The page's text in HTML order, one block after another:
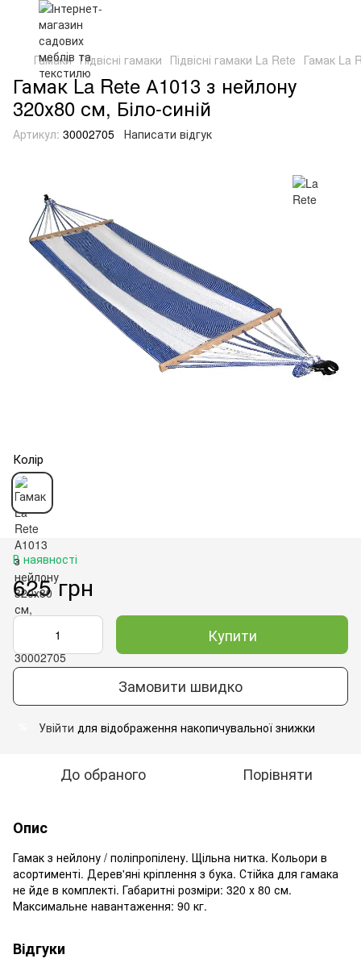
Гамаки Підвісні гамаки Підвісні гамаки La Rete Гамак La
Гамак La Rete А1013 з нейлону
320х80 см, Біло-синій
Артикул: 30002705 Написати відгук
Колір
В наявності
625 грн
Купити
Замовити швидко
Увійти для відображення накопичувальної знижки
До обраного Порівняти
Опис
Гамак з нейлону / поліпропілену. Щільна нитка. Кольори в
асортименті. Дерев'яні кріплення з бука. Стійка для гамака
не йде в комплекті. Габаритні розміри: 320 х 80 см.
Максимальне навантаження: 90 кг.
Відгуки